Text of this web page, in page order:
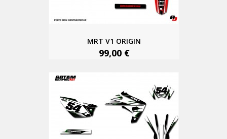
MRT V1 ORIGIN
99,00 €